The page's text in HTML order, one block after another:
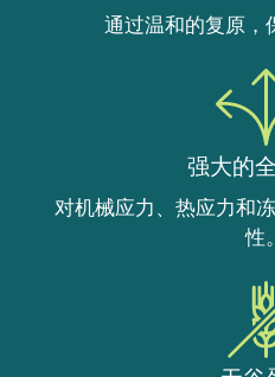
通过温和的复原，
强大的
对机械应力、热应力和
性。